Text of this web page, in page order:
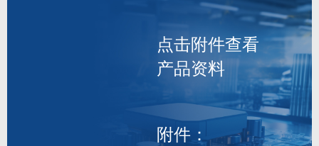
点击附件查看
产品资料
附件：